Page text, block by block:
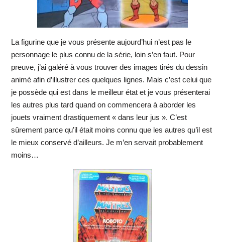
La figurine que je vous présente aujourd’hui n’est pas le
personnage le plus connu de la série, loin s’en faut. Pour
preuve, j’ai galéré à vous trouver des images tirés du dessin
animé afin d’illustrer ces quelques lignes. Mais c’est celui que
je possède qui est dans le meilleur état et je vous présenterai
les autres plus tard quand on commencera à aborder les
jouets vraiment drastiquement « dans leur jus ». C’est
sûrement parce qu’il était moins connu que les autres qu’il est
le mieux conservé d’ailleurs. Je m’en servait probablement
moins…